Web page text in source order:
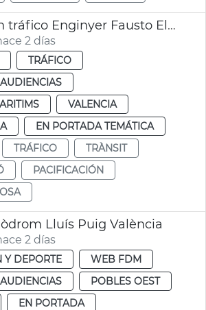
Pacificación tráfico Enginyer Fausto Elío València
2 días
TRÁFICO
VALENCIA
EN PORTADA TEMÁTICA
TRÁFICO
TRÀNSIT
PACIFICACIÓN
Lluís Puig València
2 días
Y DEPORTE
WEB FDM
POBLES OEST
EN PORTADA